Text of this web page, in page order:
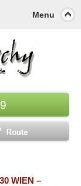
Menu
WIEN –